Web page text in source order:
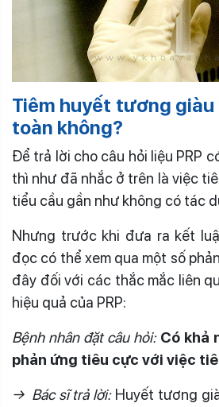
Tiêm huyết tương giàu
toàn không?
Để trả lời cho câu hỏi liệu PRP
thì như đã nhắc ở trên là việc
tiểu cầu gần như không có tác
Nhưng trước khi đưa ra kết
đọc có thể xem qua một số
đây đối với các thắc mắc liên
hiệu quả của PRP:
Bệnh nhân đặt câu hỏi:Có khả
phản ứng tiêu cực với việc
→ Bác sĩ trả lời:Huyết tương